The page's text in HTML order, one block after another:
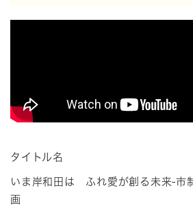
タイトル名
いま岸和田は ふれ愛が創る未来-市
画